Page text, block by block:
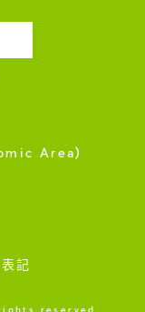
Area)
記